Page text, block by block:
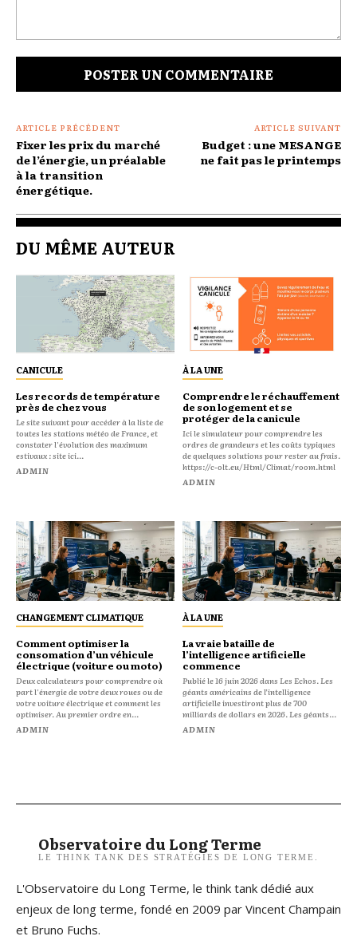
ARTICLE PRÉCÉDENT
Fixer les prix du marché
de l’énergie, un préalable
à la transition
énergétique.
ARTICLE SUIVANT
Budget : une MESANGE
ne fait pas le printemps
DU MÊME AUTEUR
CANICULE
Les records de température
près de chez vous
Le site suivant pour accéder à la liste de
toutes les stations météo de France, et
constater l'évolution des maximum
estivaux : site ici...
ADMIN
À LA UNE
Comprendre le réchauffement
de son logement et se
protéger de la canicule
Ici le simulateur pour comprendre les
ordres de grandeurs et les coûts typiques
de quelques solutions pour rester au frais.
https://c-olt.eu/Html/Climat/room.html
ADMIN
CHANGEMENT CLIMATIQUE
Comment optimiser la
consomation d’un véhicule
électrique (voiture ou moto)
Deux calculateurs pour comprendre où
part l'énergie de votre deux roues ou de
votre voiture électrique et comment les
optimiser. Au premier ordre en...
ADMIN
À LA UNE
La vraie bataille de
l’intelligence artificielle
commence
Publié le 16 juin 2026 dans Les Echos. Les
géants américains de l’intelligence
artificielle investiront plus de 700
milliards de dollars en 2026. Les géants...
ADMIN
Observatoire du Long Terme
LE THINK TANK DES STRATÉGIES DE LONG TERME.
L'Observatoire du Long Terme, le think tank dédié aux
enjeux de long terme, fondé en 2009 par Vincent Champain
et Bruno Fuchs.